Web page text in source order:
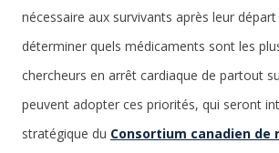
nécessaire aux survivants après leur
déterminer quels médicaments sont les
chercheurs en arrêt cardiaque de partout
peuvent adopter ces priorités, qui seront
stratégique du Consortium canadien de